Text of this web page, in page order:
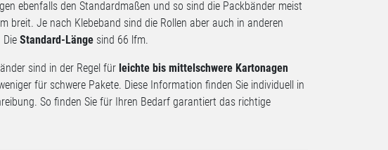
ebenfalls den Standardmaßen und so sind die Packbänder meist
breit. Je nach Klebeband sind die Rollen aber auch in anderen
Die Standard-Länge sind 66 lfm.
sind in der Regel für leichte bis mittelschwere Kartonagen
für schwere Pakete. Diese Information finden Sie individuell in
So finden Sie für Ihren Bedarf garantiert das richtige